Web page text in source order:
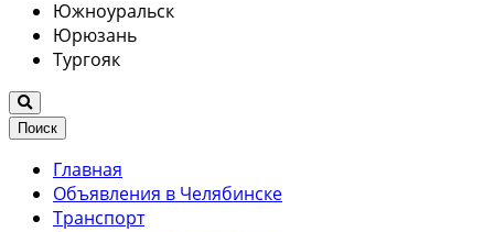
Южноуральск
Юрюзань
Тургояк
Поиск
Главная
Объявления в Челябинске
Транспорт